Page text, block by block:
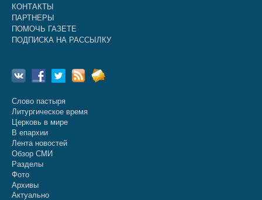
КОНТАКТЫ
ПАРТНЕРЫ
ПОМОЧЬ ГАЗЕТЕ
ПОДПИСКА НА РАССЫЛКУ
Слово пастыря
Литургическое время
Церковь в мире
В епархии
Лента новостей
Обзор СМИ
Разделы
Фото
Архивы
Актуально